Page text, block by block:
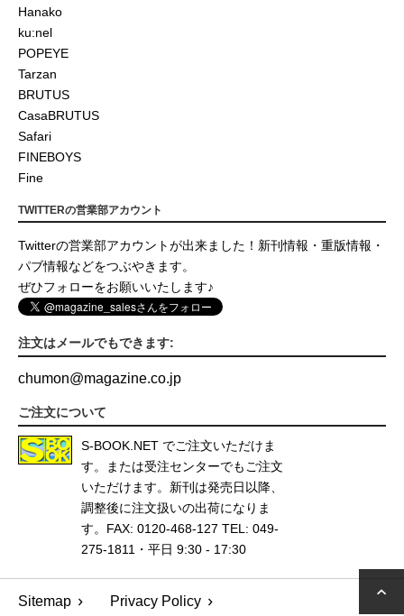
Hanako
ku:nel
POPEYE
Tarzan
BRUTUS
CasaBRUTUS
Safari
FINEBOYS
Fine
TWITTERの営業部アカウント
Twitterの営業部アカウントが出来ました！新刊情報・重版情報・
パブ情報などをつぶやきます。
ぜひフォローをお願いいたします♪
注文はメールでもできます:
chumon@magazine.co.jp
ご注文について
S-BOOK.NET でご注文いただけま
す。または受注センターでもご注文
いただけます。新刊は発売日以降、
調整後に注文扱いの出荷になりま
す。FAX: 0120-468-127 TEL: 049-
275-1811・平日 9:30 - 17:30
Sitemap Privacy Policy